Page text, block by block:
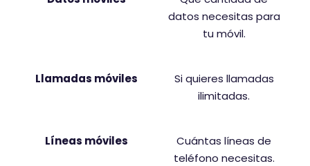
datos necesitas para
tu móvil.
Llamadas móviles
Si quieres llamadas
ilimitadas.
Líneas móviles
Cuántas líneas de
teléfono necesitas.